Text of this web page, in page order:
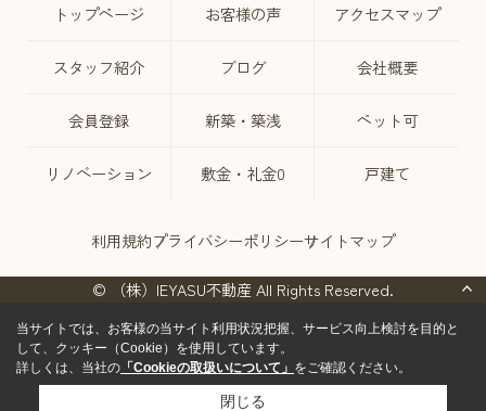
トップページ お客様の声 アクセスマップ
スタッフ紹介 ブログ 会社概要
会員登録 新築・築浅 ペット可
リノベーション 敷金・礼金0 戸建て
利用規約プライバシーポリシーサイトマップ
© （株）IEYASU不動産 All Rights Reserved.
当サイトでは、お客様の当サイト利用状況把握、サービス向上検討を目的と
して、クッキー（Cookie）を使用しています。
詳しくは、当社の 「Cookieの取扱いについて」 をご確認ください。
閉じる